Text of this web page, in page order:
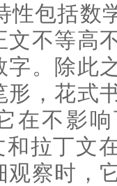
性包括数
不等高
字。除此
形，花式
在不影
拉丁文
察时，